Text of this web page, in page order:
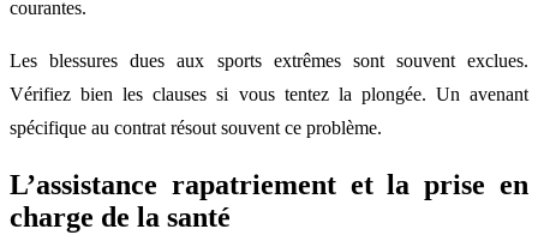
courantes.
Les blessures dues aux sports extrêmes sont souvent exclues.
Vérifiez bien les clauses si vous tentez la plongée. Un avenant
spécifique au contrat résout souvent ce problème.
L’assistance rapatriement et la prise en
charge de la santé